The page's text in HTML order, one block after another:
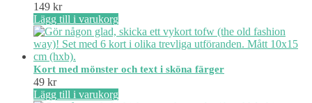
149 kr
Lägg till i varukorg
Kort med mönster och text i sköna färger
49 kr
Lägg till i varukorg